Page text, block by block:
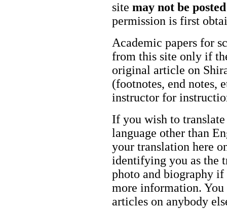
site may not be
permission is first
Academic papers for
from this site only if
original article on
(footnotes, end notes,
instructor for
If you wish to
language other than
your translation here
identifying you as the
photo and biography
more information. You
articles on anybody